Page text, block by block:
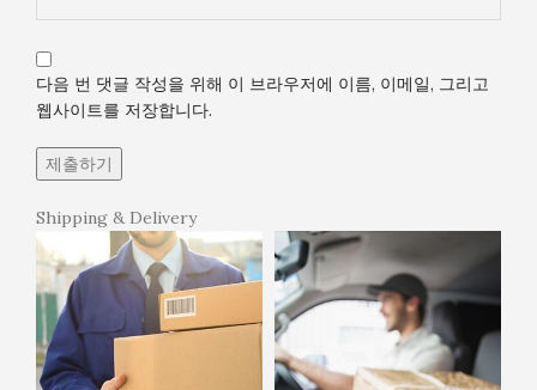
다음 번 댓글 작성을 위해 이 브라우저에 이름, 이메일, 그리고
웹사이트를 저장합니다.
Shipping & Delivery